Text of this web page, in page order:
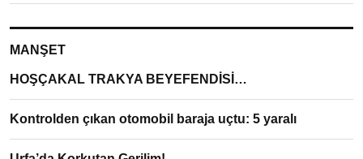
MANŞET
HOŞÇAKAL TRAKYA BEYEFENDİSİ…
Kontrolden çıkan otomobil baraja uçtu: 5 yaralı